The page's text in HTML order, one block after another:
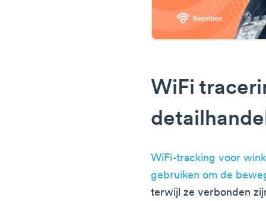
WiFi
WiFi-tracking voor
gebruiken om de
terwijl ze verbonden